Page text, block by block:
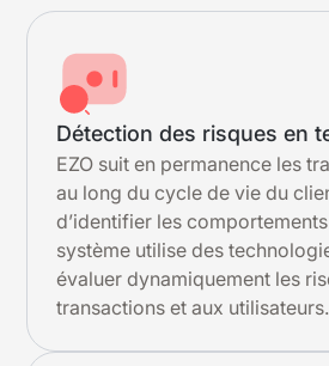
Détection des risques en
EZO suit en permanence les
au long du cycle de vie du
d’identifier les
système utilise des
évaluer dynamiquement les
transactions et aux utilisateurs.